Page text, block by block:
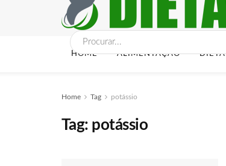
HOME ALIMENTAÇÃO DIETA
Home Tag potássio
Tag: potássio